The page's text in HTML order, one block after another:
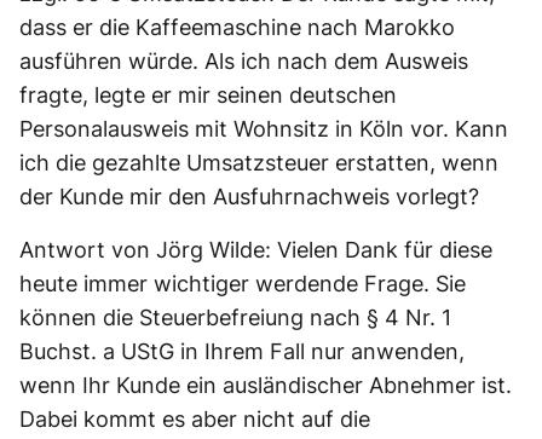
dass er die Kaffeemaschine nach Marokko
ausführen würde. Als ich nach dem Ausweis
fragte, legte er mir seinen deutschen
Personalausweis mit Wohnsitz in Köln vor. Kann
ich die gezahlte Umsatzsteuer erstatten, wenn
der Kunde mir den Ausfuhrnachweis vorlegt?
Antwort von Jörg Wilde: Vielen Dank für diese
heute immer wichtiger werdende Frage. Sie
können die Steuerbefreiung nach § 4 Nr. 1
Buchst. a UStG in Ihrem Fall nur anwenden,
wenn Ihr Kunde ein ausländischer Abnehmer ist.
Dabei kommt es aber nicht auf die